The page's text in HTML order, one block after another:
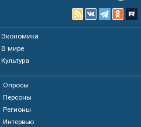
Экономика
В мире
Культура
Опросы
Персоны
Регионы
Интервью